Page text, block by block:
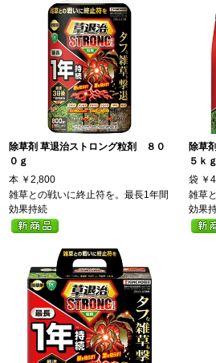
除草剤 草退治ストロング粒剤 ８０
０ｇ
本 ￥2,800
雑草との戦いに終止符を。最長1年間
効果持続
除草
５ｋｇ
袋 ￥
雑草
効果